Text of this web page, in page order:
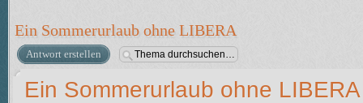
Ein Sommerurlaub ohne LIBERA
Antwort erstellen
Ein Sommerurlaub ohne LIBERA